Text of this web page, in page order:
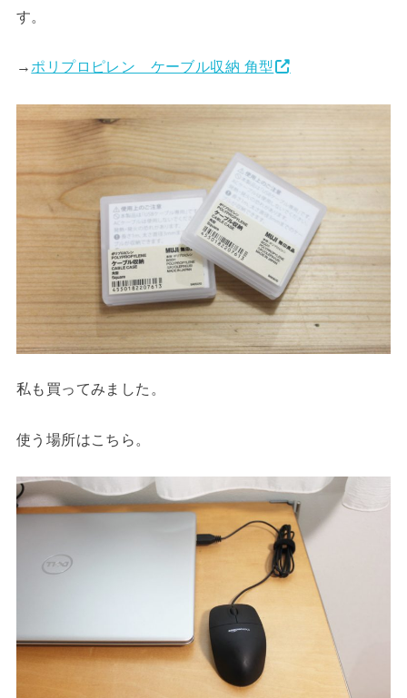
す。
→ ポリプロピレン ケーブル収納 角型
私も買ってみました。
使う場所はこちら。